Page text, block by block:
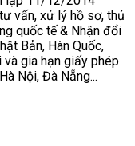
vấn, xử lý hồ sơ, thủ
quốc tế & Nhận đổi
Bản, Hàn Quốc,
và gia hạn giấy phép
Nội, Đà Nẵng...